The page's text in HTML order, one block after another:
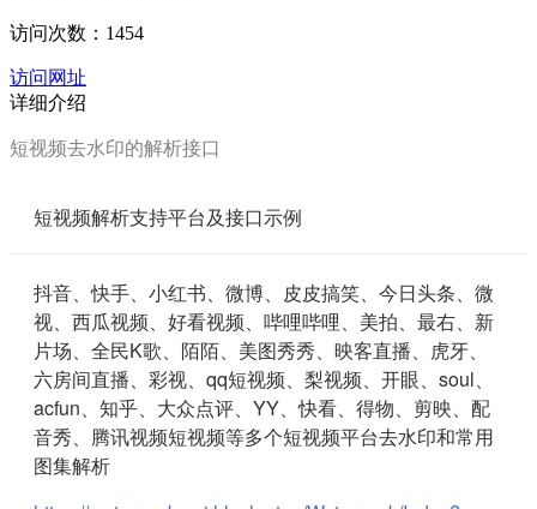
访问次数：1454
访问网址
详细介绍
短视频去水印的解析接口
短视频解析支持平台及接口示例
抖音、快手、小红书、微博、皮皮搞笑、今日头条、微
视、西瓜视频、好看视频、哔哩哔哩、美拍、最右、新
片场、全民K歌、陌陌、美图秀秀、映客直播、虎牙、
六房间直播、彩视、qq短视频、梨视频、开眼、soul、
acfun、知乎、大众点评、YY、快看、得物、剪映、配
音秀、腾讯视频短视频等多个短视频平台去水印和常用
图集解析